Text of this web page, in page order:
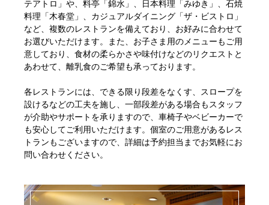
テアトロ」や、料亭「錦水」、日本料理「みゆき」、石焼
料理「木春堂」、カジュアルダイニング「ザ・ビストロ」
など、複数のレストランを備えており、お好みに合わせて
お選びいただけます。また、お子さま用のメニューもご用
意しており、食材の柔らかさや味付けなどのリクエストと
あわせて、離乳食のご希望も承っております。
各レストランには、できる限り段差をなくす、スロープを
設けるなどの工夫を施し、一部段差がある場合もスタッフ
が介助やサポートを承りますので、車椅子やベビーカーで
も安心してご利用いただけます。個室のご用意があるレス
トランもございますので、詳細は予約担当までお気軽にお
問い合わせください。